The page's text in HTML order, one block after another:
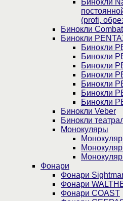
Бинокли
(profi,
Бинокли Combat
Бинокли
Бинокли
Бинокли
Бинокли
Бинокли
Бинокли
Бинокли
Бинокли
Бинокли Veber
Бинокли
Монокуляры
Фонари
Фонари
Фонари
Фонари COAST